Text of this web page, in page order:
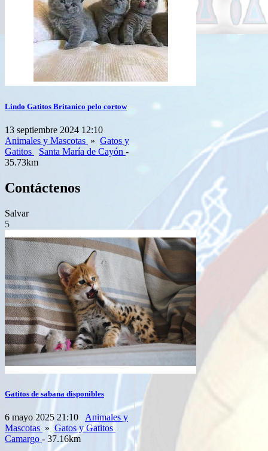
Lindo Gatitos Britanico pelo cortow
13 septiembre 2024 12:10
Animales y Mascotas » Gatos y
Gatitos
Santa María de Cayón -
35.73km
Contáctenos
Salvar
5
Gatitos de sabana disponibles
6 mayo 2025 21:10
Animales y
Mascotas » Gatos y Gatitos
Camargo - 37.16km